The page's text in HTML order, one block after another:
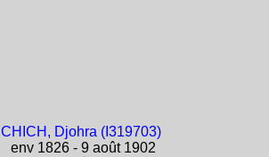
CHICH, Djohra (I319703)
env 1826 - 9 août 1902